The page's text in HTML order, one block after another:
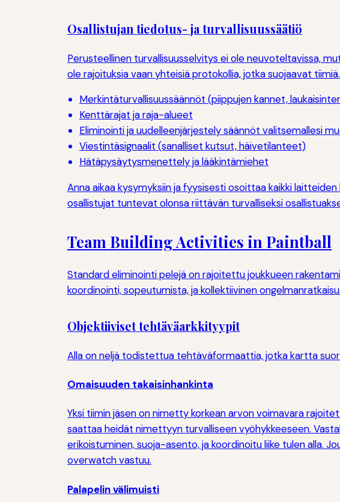
Osallistujan tiedotus- ja turvallisuussäätiö
Perusteellinen turvallisuusselvitys ei ole neuvoteltavissa,
ole rajoituksia vaan yhteisiä protokollia, jotka suojaavat tiimiä.
Merkintäturvallisuussäännöt (piippujen kannet,
Kenttärajat ja raja-alueet
Eliminointi ja uudelleenjärjestely säännöt valitsemallesi
Viestintäsignaalit (sanalliset kutsut, häivetilanteet)
Hätäpysäytysmenettely ja lääkintämiehet
Anna aikaa kysymyksiin ja fyysisesti osoittaa kaikki
osallistujat tuntevat olonsa riittävän turvalliseksi
Team Building Activities in Paintball
Standard eliminointi pelejä on rajoitettu joukkueen
koordinointi, sopeutumista, ja kollektiivinen ongelmanratkaisu.
Objektiiviset tehtäväarkkityypit
Alla on neljä todistettua tehtäväformaattia, jotka kartta
Omaisuuden takaisinhankinta
Yksi tiimin jäsen on nimetty korkean arvon voimavara
saattaa heidät nimettyyn turvalliseen vyöhykkeeseen.
erikoistuminen, suoja-asento, ja koordinoitu liike tulen alla.
overwatch vastuu.
Palapelin välimuisti